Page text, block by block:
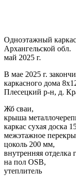
Одноэтажный
Архангельской обл.
май 2025 г.
В мае 2025 г.
каркасного дома
Плесецкий р-н, д.
Жб сваи,
крыша
каркас сухая доска
межэтажное
цоколь 200 мм,
внутренняя отделка
на пол OSB,
утеплитель